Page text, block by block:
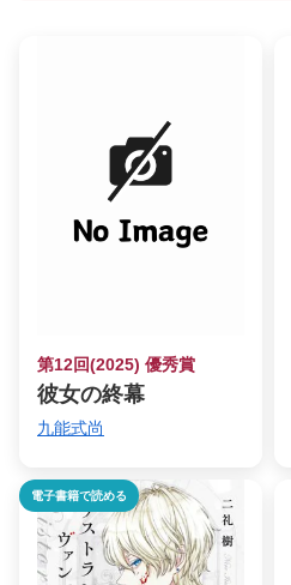
第12回(2025) 優秀賞
彼女の終幕
九能式尚
電子書籍で読める